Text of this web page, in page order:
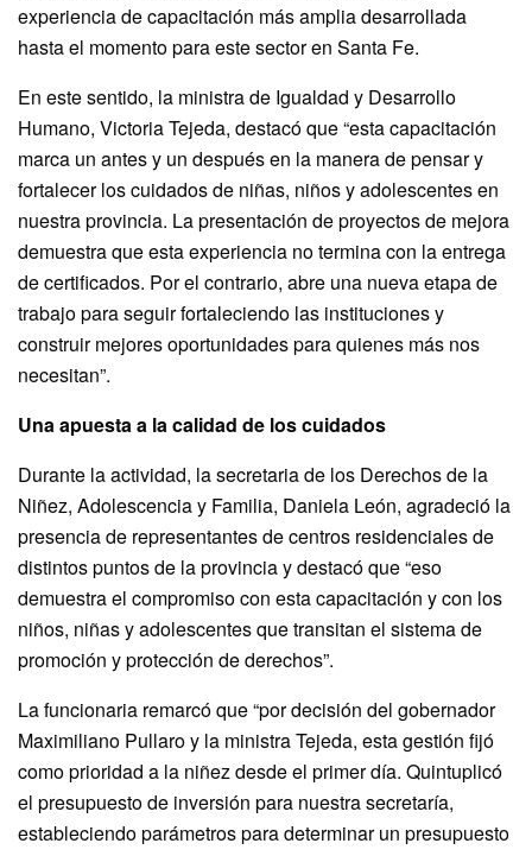
experiencia de capacitación más amplia desarrollada
hasta el momento para este sector en Santa Fe.
En este sentido, la ministra de Igualdad y Desarrollo
Humano, Victoria Tejeda, destacó que “esta capacitación
marca un antes y un después en la manera de pensar y
fortalecer los cuidados de niñas, niños y adolescentes en
nuestra provincia. La presentación de proyectos de mejora
demuestra que esta experiencia no termina con la entrega
de certificados. Por el contrario, abre una nueva etapa de
trabajo para seguir fortaleciendo las instituciones y
construir mejores oportunidades para quienes más nos
necesitan”.
Una apuesta a la calidad de los cuidados
Durante la actividad, la secretaria de los Derechos de la
Niñez, Adolescencia y Familia, Daniela León, agradeció la
presencia de representantes de centros residenciales de
distintos puntos de la provincia y destacó que “eso
demuestra el compromiso con esta capacitación y con los
niños, niñas y adolescentes que transitan el sistema de
promoción y protección de derechos”.
La funcionaria remarcó que “por decisión del gobernador
Maximiliano Pullaro y la ministra Tejeda, esta gestión fijó
como prioridad a la niñez desde el primer día. Quintuplicó
el presupuesto de inversión para nuestra secretaría,
estableciendo parámetros para determinar un presupuesto